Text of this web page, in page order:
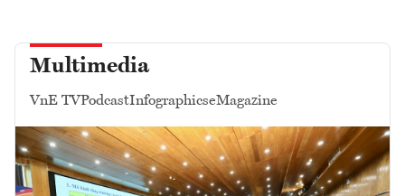
Multimedia
VnE TVPodcastInfographicseMagazine